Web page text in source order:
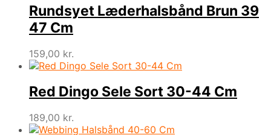
var:
115,00 kr..
er:
95,00 kr..
Rundsyet Læderhalsbånd Brun 39
47 Cm
159,00 kr.
Red Dingo Sele Sort 30-44 Cm
189,00 kr.